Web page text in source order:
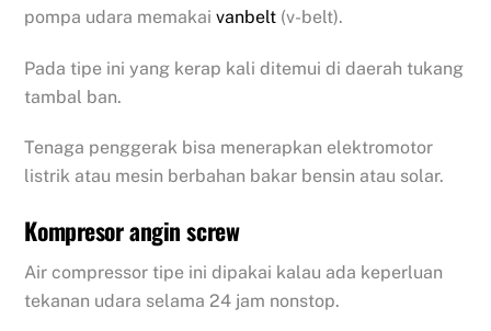
pompa udara memakaivanbelt (v-belt).
Pada tipe ini yang kerap kali ditemui di daerah tukang
tambal ban.
Tenaga penggerak bisa menerapkan elektromotor
listrik atau mesin berbahan bakar bensin atau solar.
Kompresor angin screw
Air compressor tipe ini dipakai kalau ada keperluan
tekanan udara selama 24 jam nonstop.